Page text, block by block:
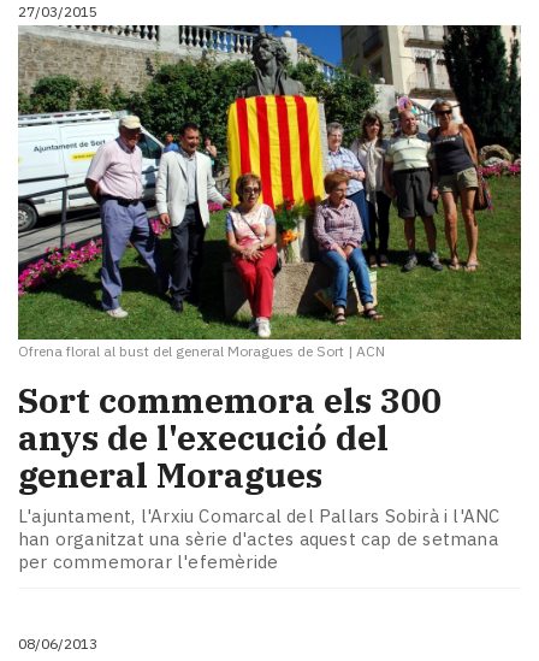
27/03/2015
Ofrena floral al bust del general Moragues de Sort | ACN
Sort commemora els 300
anys de l'execució del
general Moragues
L'ajuntament, l'Arxiu Comarcal del Pallars Sobirà i l'ANC
han organitzat una sèrie d'actes aquest cap de setmana
per commemorar l'efemèride
08/06/2013